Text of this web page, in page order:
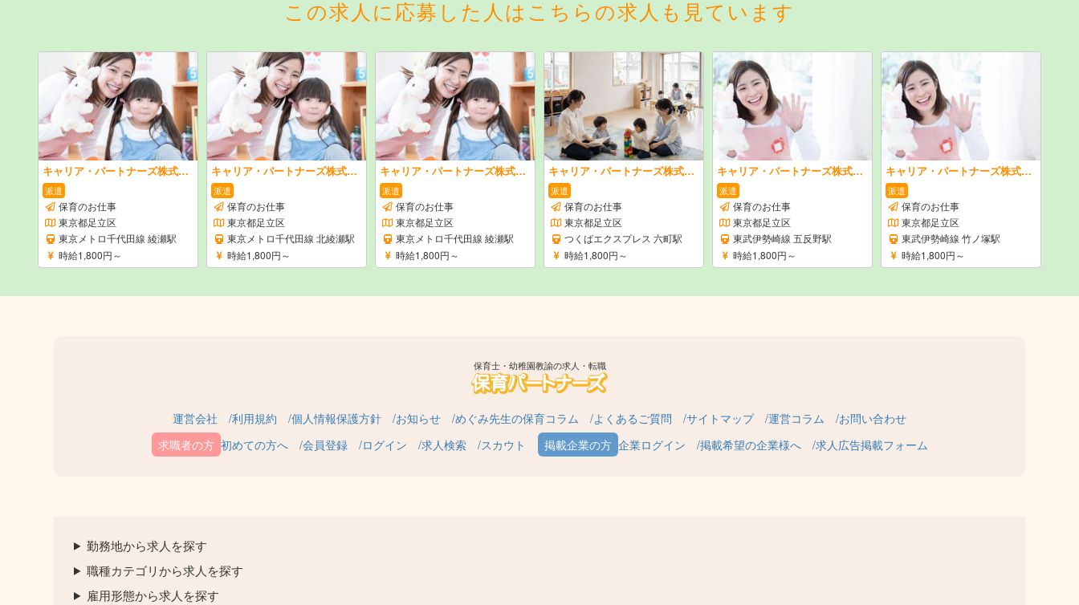
この求人に応募した人はこちらの求人も見ています
キャリア・パートナーズ株式会社
派遣
保育のお仕事
東京都足立区
東京メトロ千代田線 綾瀬駅
時給1,800円～
キャリア・パートナーズ株式会社
派遣
保育のお仕事
東京都足立区
東京メトロ千代田線 北綾瀬駅
時給1,800円～
キャリア・パートナーズ株式会社
派遣
保育のお仕事
東京都足立区
東京メトロ千代田線 綾瀬駅
時給1,800円～
キャリア・パートナーズ株式会社
派遣
保育のお仕事
東京都足立区
つくばエクスプレス 六町駅
時給1,800円～
キャリア・パートナーズ株式会社
派遣
保育のお仕事
東京都足立区
東武伊勢崎線 五反野駅
時給1,800円～
キャリア・パートナーズ株式会社
派遣
保育のお仕事
東京都足立区
東武伊勢崎線 竹ノ塚駅
時給1,800円～
保育士・幼稚園教諭の求人・転職
運営会社 利用規約 個人情報保護方針 お知らせ めぐみ先生の保育コラム よくあるご質問 サイトマップ 運営コラム
お問い合わせ
初めての方へ
会員登録 ログイン 求人検索 スカウト 企業ログイン 掲載希望の企業様へ 求人広告掲載フォーム
勤務地から求人を探す
職種カテゴリから求人を探す
雇用形態から求人を探す